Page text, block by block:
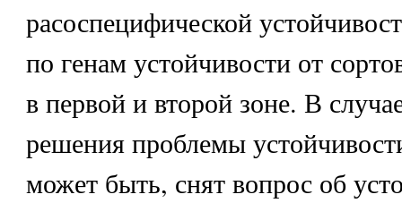
расоспецифической
по генам устойчивости от
в первой и второй зоне. В
решения проблемы
может быть, снят вопрос об